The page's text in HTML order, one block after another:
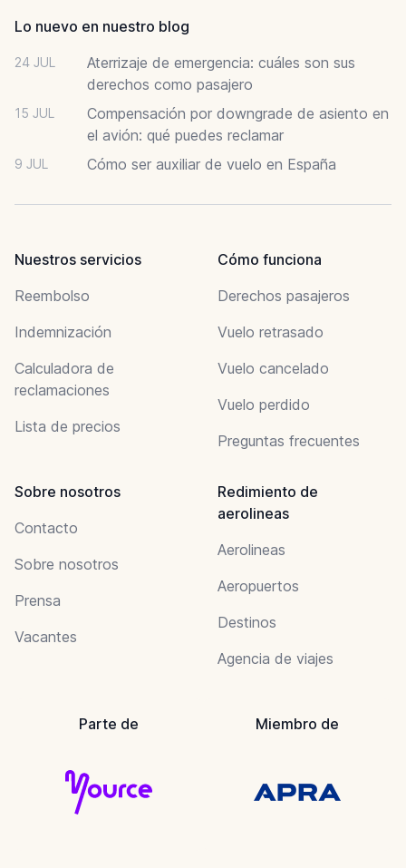
Lo nuevo en nuestro blog
24 JUL
Aterrizaje de emergencia: cuáles son sus
derechos como pasajero
15 JUL
Compensación por downgrade de asiento en
el avión: qué puedes reclamar
9 JUL Cómo ser auxiliar de vuelo en España
Nuestros servicios
Reembolso
Indemnización
Calculadora de
reclamaciones
Lista de precios
Cómo funciona
Derechos pasajeros
Vuelo retrasado
Vuelo cancelado
Vuelo perdido
Preguntas frecuentes
Sobre nosotros
Contacto
Sobre nosotros
Prensa
Vacantes
Redimiento de
aerolineas
Aerolineas
Aeropuertos
Destinos
Agencia de viajes
Parte de Miembro de